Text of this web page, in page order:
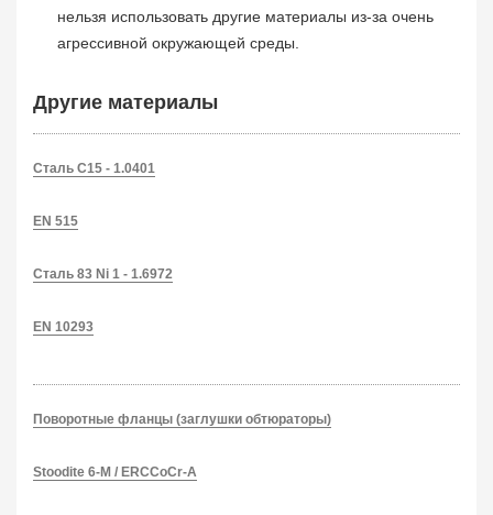
нельзя использовать другие материалы из-за очень
агрессивной окружающей среды.
Другие материалы
Сталь C15 - 1.0401
EN 515
Сталь 83 Ni 1 - 1.6972
EN 10293
Поворотные фланцы (заглушки обтюраторы)
Stoodite 6-M / ERCCoCr-A